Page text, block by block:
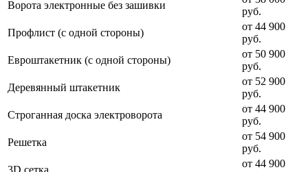
Ворота электронные без зашивки
руб.
Профлист (с одной стороны)
от 44 900
руб.
Евроштакетник (с одной стороны)
от 50 900
руб.
Деревянный штакетник
от 52 900
руб.
Строганная доска электроворота
от 44 900
руб.
Решетка
от 54 900
руб.
от 44 900